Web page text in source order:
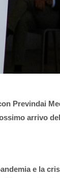
Previndai
arrivo
e la